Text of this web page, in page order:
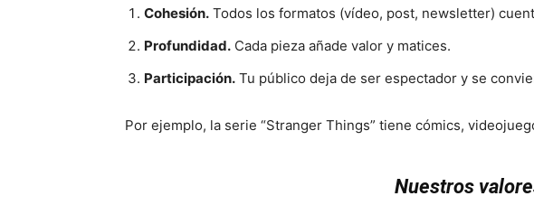
Cohesión. Todos los formatos (vídeo, post, newsletter)
Profundidad. Cada pieza añade valor y matices.
Participación. Tu público deja de ser espectador y se
Por ejemplo, la serie “Stranger Things” tiene cómics,
Nuestros